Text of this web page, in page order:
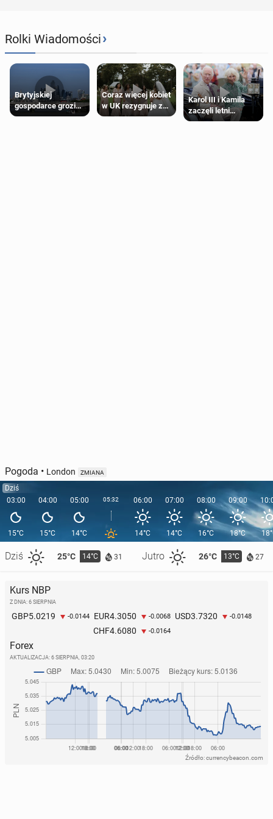
Rolki Wiadomości›
Brytyjskiej
gospodarce grozi
recesja, jeśli
Coraz więcej kobiet
w UK rezygnuje z
roli druhny na
Karol III i Kamila
zaczęli letni
odpoczynek po
Pogoda • London ZMIANA
Dziś
03:00
15°C
Dziś 25°C 14°C 31 Jutro 26°C 13°C 27
04:00
15°C
05:00
14°C
05:32 06:00
14°C
07:00
14°C
08:00
16°C
09:00
18°C
Kurs NBP
Z DNIA: 6 SIERPNIA
GBP5.0219 -0.0144 EUR4.3050 -0.0068 USD3.7320 -0.0148
CHF4.6080 -0.0164
Forex
AKTUALIZACJA: 6 SIERPNIA, 03:20
Źródło: currencybeacon.com